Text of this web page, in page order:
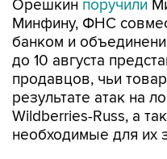
Орешкин поручили
Минфину, ФНС
банком и
до 10 августа
продавцов, чьи
результате атак на
Wildberries-Russ, а
необходимые для их